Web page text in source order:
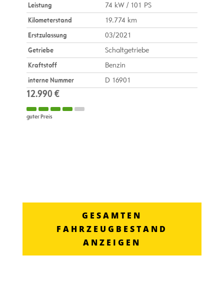
Leistung
74 kW / 101 PS
Kilometerstand
19.774 km
Erstzulassung
03/2021
Getriebe
Schaltgetriebe
Kraftstoff
Benzin
interne Nummer
D 16901
12.990 €
guter Preis
GESAMTEN
FAHRZEUGBESTAND
ANZEIGEN